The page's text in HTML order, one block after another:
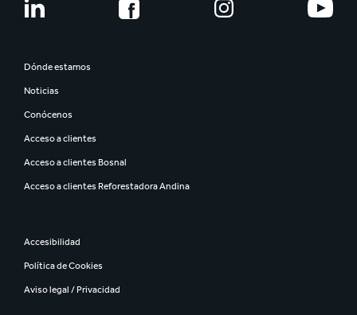
Smurfit Westrock
Jóvenes profesionales
Seguridad
Inclusión y Diversidad
Dónde estamos
Noticias
Conócenos
Acceso a clientes
Acceso a clientes Bosnal
Acceso a clientes Reforestadora Andina
Accesibilidad
Política de Cookies
Aviso legal / Privacidad